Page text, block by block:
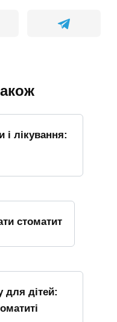
лікування:
стоматит
для дітей: